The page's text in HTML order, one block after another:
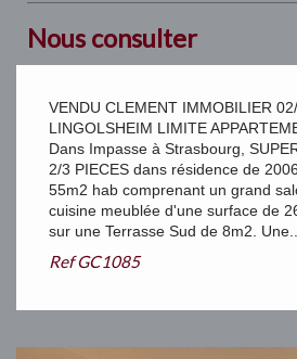
Nous consulter
VENDU CLEMENT IMMOBILIER
LINGOLSHEIM LIMITE
Dans Impasse à Strasbourg,
2/3 PIECES dans résidence de
55m2 hab comprenant un grand
cuisine meublée d'une surface de
sur une Terrasse Sud de 8m2. Une...
RefGC1085